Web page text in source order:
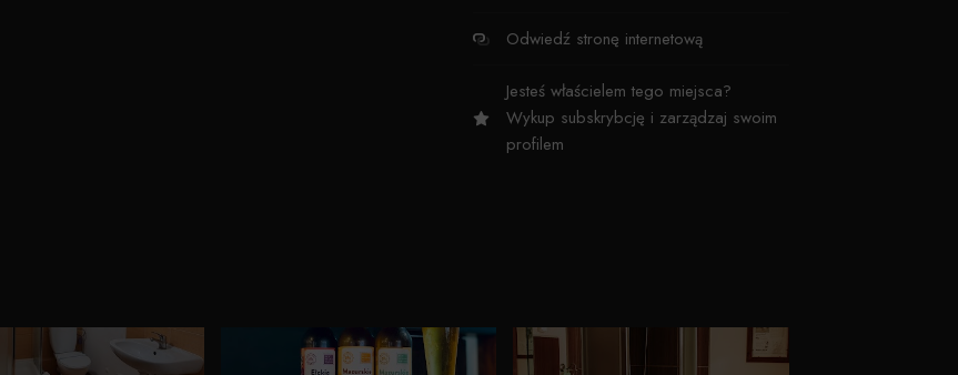
Odwiedź stronę internetową
Jesteś właścielem tego miejsca?
Wykup subskrybcję i zarządzaj swoim
profilem